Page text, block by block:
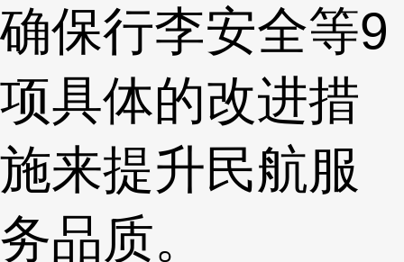
确保行李安全等9
项具体的改进措
施来提升民航服
务品质。